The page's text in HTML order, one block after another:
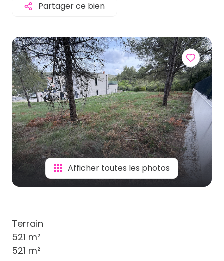
NOUSPartager ce bien
Afficher toutes les photos
Terrain
521 m²
521 m²